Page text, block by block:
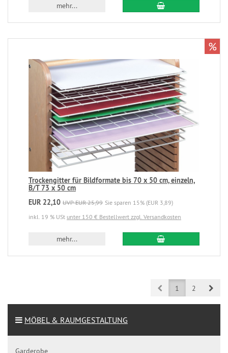
mehr...
Trockengitter für Bildformate bis 70 x 50 cm, einzeln,
B/T 73 x 50 cm
EUR 22,10 UVP EUR 25,99 Sie sparen 15% (EUR 3,89)
inkl. 19 % USt unter 150 € Bestellwert zzgl. Versandkosten
mehr...
%
1 2
MÖBEL & RAUMGESTALTUNG
Garderobe